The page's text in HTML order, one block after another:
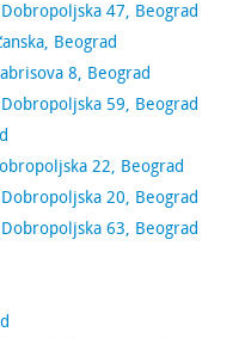
Dobropoljska 47, Beograd
Beograd
8, Beograd
Dobropoljska 59, Beograd
22, Beograd
Dobropoljska 20, Beograd
Dobropoljska 63, Beograd